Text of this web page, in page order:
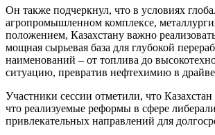
Он также подчеркнул, что в условиях
агропромышленном комплексе,
положением, Казахстану важно
мощная сырьевая база для глубокой
наименований – от топлива до
ситуацию, превратив нефтехимию в
Участники сессии отметили, что
что реализуемые реформы в сфере
привлекательных направлений для